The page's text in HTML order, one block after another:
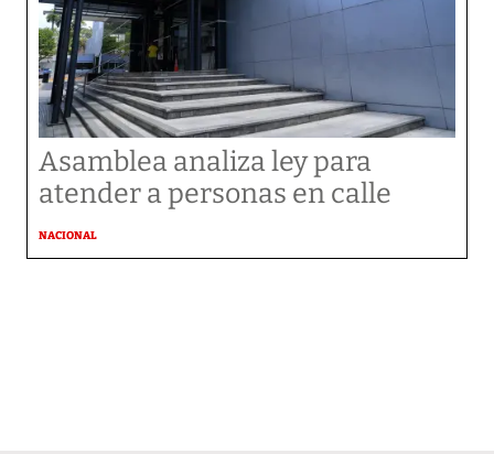
Asamblea analiza ley para
atender a personas en calle
NACIONAL